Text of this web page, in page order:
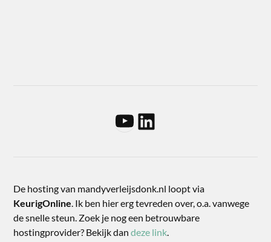
De hosting van mandyverleijsdonk.nl loopt via
KeurigOnline. Ik ben hier erg tevreden over, o.a. vanwege
de snelle steun. Zoek je nog een betrouwbare
hostingprovider? Bekijk dandeze link.